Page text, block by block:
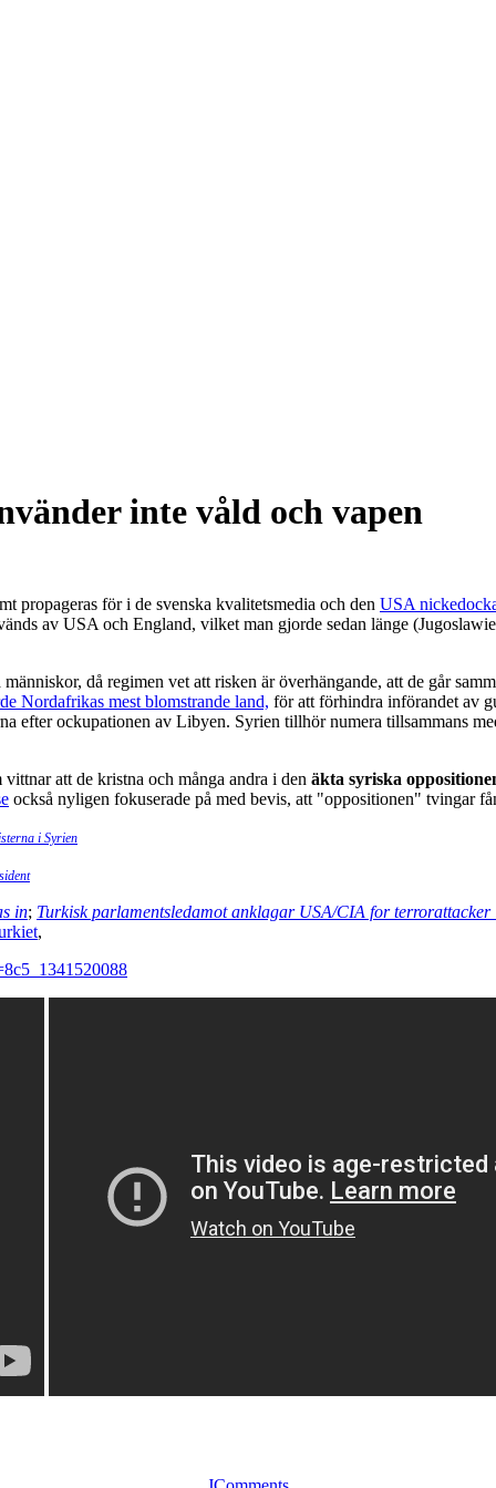
inte våld och vapen
propageras för i de svenska kvalitetsmedia och den USA
av USA och England, vilket man gjorde sedan länge
då regimen vet att risken är överhängande, att de går
Nordafrikas mest blomstrande land, för att förhindra införandet av
efter ockupationen av Libyen. Syrien tillhör numera tillsammans
att de kristna och många andra i den äkta syriska
också nyligen fokuserade på med bevis, att "oppositionen" tvingar
i Syrien
in; Turkisk parlamentsledamot anklagar USA/CIA for terrorattacker
,